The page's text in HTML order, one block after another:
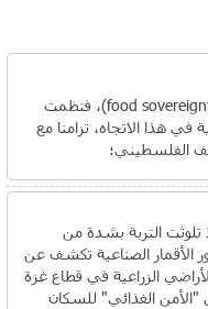
برز خلال السنوات الأخيرة الجدل المجتمعي والشعبي حول مفهوم السيادة الغذائية (food sovereignty)، فنظمت
هذا الاتجاه، تزامنا مع
الفلسطيني؛
تلوثت التربة بشدة من
الأقمار الصناعية تكشف عن
الزراعية والبساتين ومناطق الماشية. أكثر من 80٪ من الأراضي الزراعية في قطاع غزة
"الأمن الغذائي" للسكان